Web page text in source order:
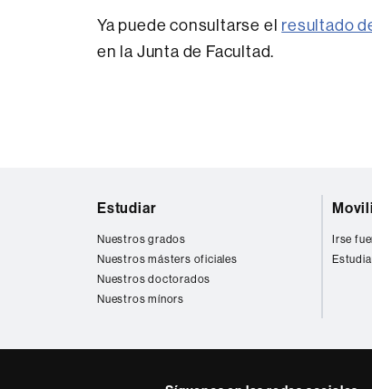
Ya puede consultarse el resultado
en la Junta de Facultad.
Estudiar
Nuestros grados
Nuestros másters oficiales
Nuestros doctorados
Nuestros mínors
Irse